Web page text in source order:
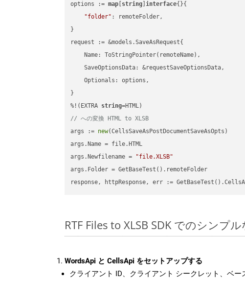
options := map string ]interface{}{
"folder" : remoteFolder,
}
request := &models.SaveAsRequest{
    Name: ToStringPointer(remoteName),
    SaveOptionsData: &requestSaveOptionsData,
    Optionals: options,
}
%!(EXTRA string
// への変換 HTML to XLSB
args := new(CellsSaveAsPostDocumentSaveAsOpts)
args.Name = file.HTML
args.Newfilename =
"file.XLSB"
args.Folder = GetBaseTest().remoteFolder
RTF Files to XLSB SDK でのシンプ
WordsApi と CellsApi をセットアップする
クライアント ID、クライアント シークレット、ベー